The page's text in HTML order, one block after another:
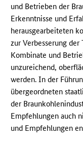
und Betrieben der
Erkenntnisse und
herausgearbeiteten
zur Verbesserung
Kombinate und
unzureichend,
werden. In der
übergeordneten
der
Empfehlungen auch
und Empfehlungen